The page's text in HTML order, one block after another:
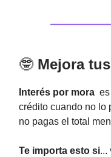
🤓 Mejora
Interés por mora
crédito cuando no lo
no pagas el total
Te importa esto si...